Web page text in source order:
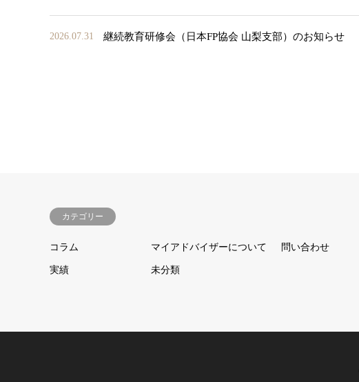
2026.07.31 継続教育研修会（日本FP協会 山梨支部）のお知らせ
カテゴリー
コラム マイアドバイザーについて 問い合わせ
実績 未分類